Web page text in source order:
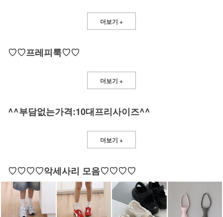
더보기 +
♡♡프레피룩♡♡
더보기 +
^^부담없는가격:10대프리사이즈^^
더보기 +
♡♡♡♡악세사리 모음♡♡♡♡